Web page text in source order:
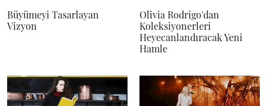
Büyümeyi Tasarlayan
Vizyon
Olivia Rodrigo'dan
Koleksiyonerleri
Heyecanlandıracak Yeni
Hamle